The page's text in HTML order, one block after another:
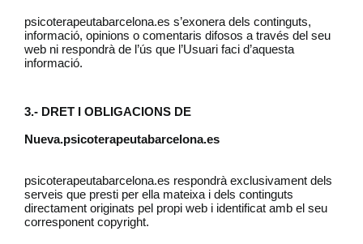
psicoterapeutabarcelona.es s’exonera dels continguts,
informació, opinions o comentaris difosos a través del seu
web ni respondrà de l’ús que l’Usuari faci d’aquesta
informació.
3.- DRET I OBLIGACIONS DE
Nueva.psicoterapeutabarcelona.es
psicoterapeutabarcelona.es respondrà exclusivament dels
serveis que presti per ella mateixa i dels continguts
directament originats pel propi web i identificat amb el seu
corresponent copyright.